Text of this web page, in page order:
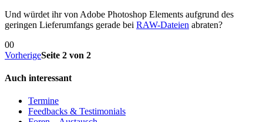
Und würdet ihr von Adobe Photoshop Elements aufgrund des
geringen Lieferumfangs gerade bei RAW-Dateien abraten?
Anklicken
für
nach
0Anklicken
für
nach
0
VorherigeSeite 2 von 2
Auch interessant
Termine
Feedbacks & Testimonials